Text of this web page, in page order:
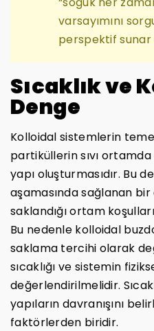
varsayımını
perspektif sunar
Sıcaklık ve
Denge
Kolloidal sistemlerin
partiküllerin sıvı
yapı oluşturmasıdır. Bu
aşamasında sağlanan
saklandığı ortam
Bu nedenle kolloidal
saklama tercihi olarak
sıcaklığı ve sistemin
değerlendirilmelidir.
yapıların davranışını
faktörlerden biridir.